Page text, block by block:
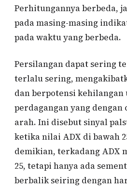
Perhitungannya berbeda,
pada masing-masing
pada waktu yang berbeda.
Persilangan dapat sering
terlalu sering,
dan berpotensi kehilangan
perdagangan yang dengan
arah. Ini disebut sinyal
ketika nilai ADX di bawah
demikian, terkadang ADX
25, tetapi hanya ada
berbalik seiring dengan